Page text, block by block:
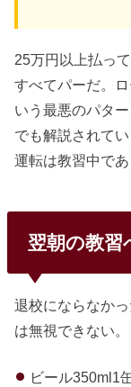
25万円以上払っ
すべてパーだ。
いう最悪のパタ
でも解説されて
運転は教習中で
翌朝の教習
退校にならなか
は無視できない。
ビール350ml1